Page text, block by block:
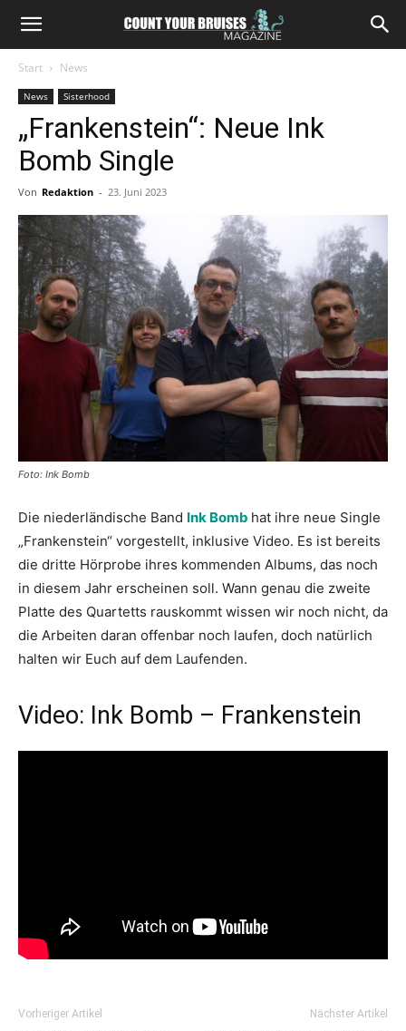
Start News
News Sisterhood
„Frankenstein“: Neue Ink
Bomb Single
Von Redaktion - 23. Juni 2023
Foto: Ink Bomb
Die niederländische Band Ink Bomb hat ihre neue Single
„Frankenstein“ vorgestellt, inklusive Video. Es ist bereits
die dritte Hörprobe ihres kommenden Albums, das noch
in diesem Jahr erscheinen soll. Wann genau die zweite
Platte des Quartetts rauskommt wissen wir noch nicht, da
die Arbeiten daran offenbar noch laufen, doch natürlich
halten wir Euch auf dem Laufenden.
Video: Ink Bomb – Frankenstein
Vorheriger Artikel Nächster Artikel